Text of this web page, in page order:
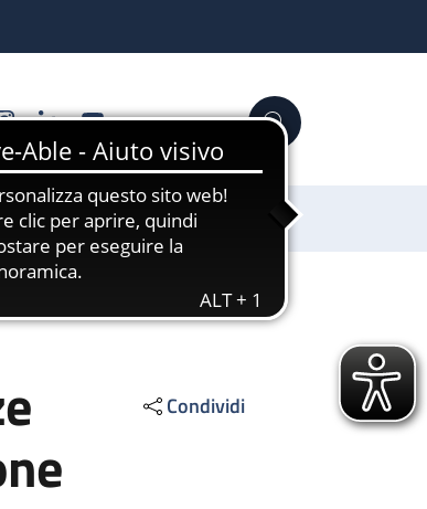
Instagram
LinkedinYouTube Cerca
Sostienici
Condividi